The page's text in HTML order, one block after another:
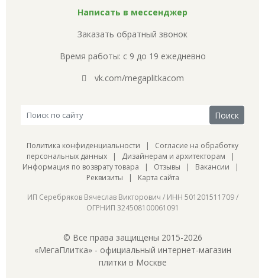
Написать в мессенджер
Заказать обратный звонок
Время работы: с 9 до 19 ежедневно
vk.com/megaplitkacom
Политика конфиденциальности | Согласие на обработку
персональных данных | Дизайнерам и архитекторам |
Информация по возврату товара | Отзывы | Вакансии |
Реквизиты | Карта сайта
ИП Серебряков Вячеслав Викторович / ИНН 501201511709 /
ОГРНИП 324508100061091
© Все права защищены 2015-2026
«МегаПлитка» - официальный интернет-магазин
плитки в Москве